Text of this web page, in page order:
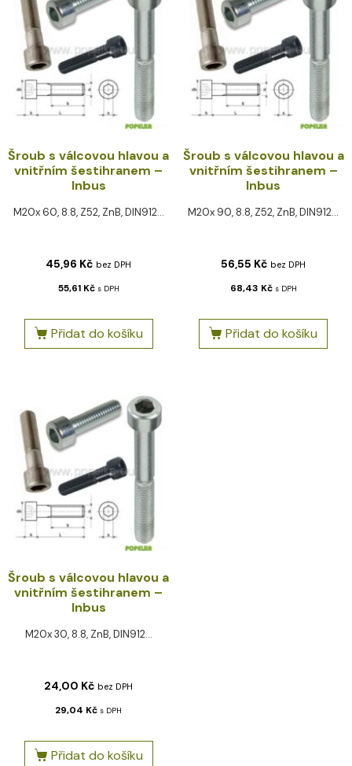
Šroub s válcovou hlavou a
vnitřním šestihranem –
Inbus
M20x 60, 8.8, Z52, ZnB, DIN912...
45,96 Kč bez DPH
55,61 Kč s DPH
Přidat do košíku
Šroub s válcovou hlavou a
vnitřním šestihranem –
Inbus
M20x 90, 8.8, Z52, ZnB, DIN912...
56,55 Kč bez DPH
68,43 Kč s DPH
Přidat do košíku
Šroub s válcovou hlavou a
vnitřním šestihranem –
Inbus
M20x 30, 8.8, ZnB, DIN912...
24,00 Kč bez DPH
29,04 Kč s DPH
Přidat do košíku